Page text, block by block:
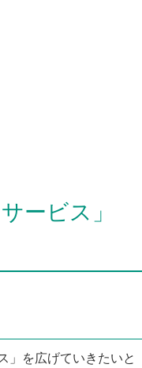
ービス」
」を広げていきたいと